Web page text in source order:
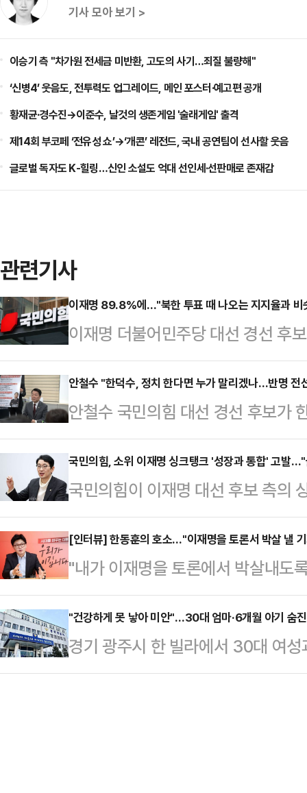
기사 모아 보기 >
이승기 측 "차가원 전세금 미반환, 고도의 사기…죄질 불량해"
‘신병4’ 웃음도, 전투력도 업그레이드, 메인 포스터·예고편 공개
황재균·경수진→이준수, 날것의 생존게임 '술래게임' 출격
제14회 부코페 ‘전유성 쇼’→‘개콘’ 레전드, 국내 공연팀이 선사할 웃음
글로벌 독자도 K-힐링…신인 소설도 억대 선인세·선판매로 존재감
관련기사
이재명 89.8%에…"북한 투표 때 나오는 지지율과 비
이재명 더불어민주당 대선 경선 후
라는 유례없는 수치로 대선 후보로
후보 캠프에서 앞다퉈 쓴소리를 냈
나올 수 있는 수치라 보이지 않고,
후보가 이런 득표율로 대선 후보로
다.신동욱 국민의힘 수석대변인은
대회에서 대선 후보로 선출된 직후
'이재명당'에 제동…
안철수 "한덕수, 정치 한다면 누가 말리겠나…반명 전
안철수 국민의힘 대선 경선 후보가
도전 공식화가 임박했다는 관측에
면 누가 말릴 수 있겠느냐"며 "반(
화 등 방식을 통해 힘을 합쳐야 된
전 서구 대전시의회에서 기자들과
것"이라며 이같이 말했다.그는 "내
세 협상에서) 최대한 좋은 성과를
라면서도 "(한…
국민의힘, 소위 이재명 싱크탱크 '성장과 통합' 고발
국민의힘이 이재명 대선 후보 측의
을 공직선거법 등 위반 혐의로 고발
28일 중앙선거관리위원회에 '성장
금법 위반 혐의로 고발했다고 밝혔
공동대표 등 관계자들은 이재명 후
았다고 공개적으로 밝히며 이 단체
임을 자인했다"고 말했다.이어 "또
등록 조직임에도 위원들에게…
[인터뷰] 한동훈의 호소…"이재명을 토론서 박살 낼
"내가 이재명을 토론에서 박살내도
냐. 통쾌하게 이기는 그런 경험하
어진 국민의힘 경선 토론회가 종료
논리로 상대 후보들을 압박하며 존
는 호불호가 갈릴 수 있을지 몰라도
"건강하게 못 낳아 미안"…30대 엄마·6개월 아기 숨
경기 광주시 한 빌라에서 30대 여
찰이 수사에 나섰다.28일 경찰에